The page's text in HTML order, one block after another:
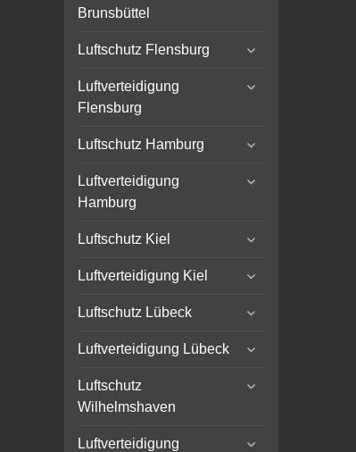
Brunsbüttel
Luftschutz Flensburg
expand
menu
Luftverteidigung
Flensburg
expand
Luftschutz Hamburg
expand
menu
Luftverteidigung
Hamburg
expand
Luftschutz Kiel
expand
menu
Luftverteidigung Kiel
expand
menu
Luftschutz Lübeck
expand
menu
Luftverteidigung Lübeck
expand
menu
Luftschutz
Wilhelmshaven
expand
Luftverteidigung
expand